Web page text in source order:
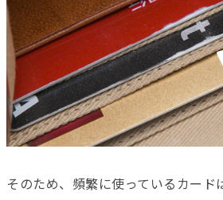
そのため、頻繁に使っているカード